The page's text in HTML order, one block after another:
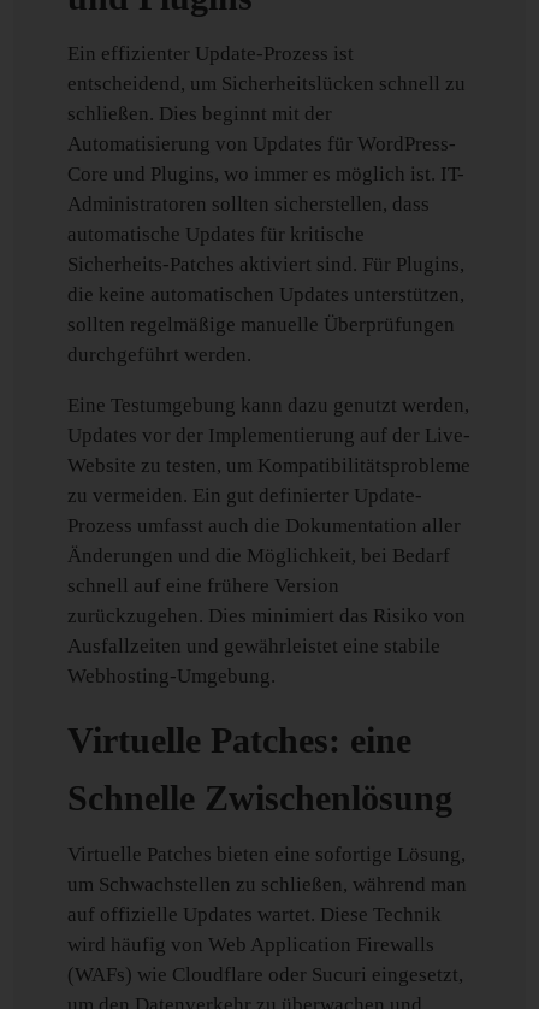
Ein effizienter Update-Prozess ist
entscheidend, um Sicherheitslücken schnell zu
schließen. Dies beginnt mit der
Automatisierung von Updates für WordPress-
Core und Plugins, wo immer es möglich ist. IT-
Administratoren sollten sicherstellen, dass
automatische Updates für kritische
Sicherheits-Patches aktiviert sind. Für Plugins,
die keine automatischen Updates unterstützen,
sollten regelmäßige manuelle Überprüfungen
durchgeführt werden.
Eine Testumgebung kann dazu genutzt werden,
Updates vor der Implementierung auf der Live-
Website zu testen, um Kompatibilitätsprobleme
zu vermeiden. Ein gut definierter Update-
Prozess umfasst auch die Dokumentation aller
Änderungen und die Möglichkeit, bei Bedarf
schnell auf eine frühere Version
zurückzugehen. Dies minimiert das Risiko von
Ausfallzeiten und gewährleistet eine stabile
Webhosting-Umgebung.
Virtuelle Patches: eine
Schnelle Zwischenlösung
Virtuelle Patches bieten eine sofortige Lösung,
um Schwachstellen zu schließen, während man
auf offizielle Updates wartet. Diese Technik
wird häufig von Web Application Firewalls
(WAFs) wie Cloudflare oder Sucuri eingesetzt,